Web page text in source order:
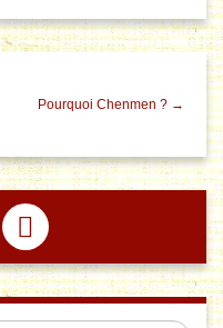
Pourquoi Chenmen ? →